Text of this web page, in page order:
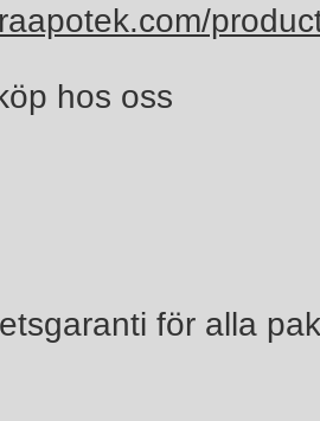
hos oss
för alla